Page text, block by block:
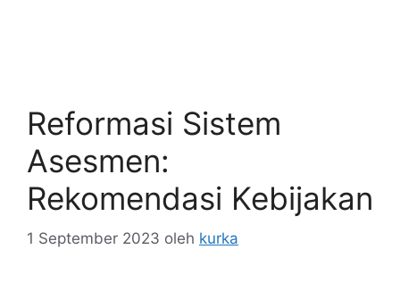
Reformasi Sistem
Asesmen:
Rekomendasi Kebijakan
1 September 2023 oleh kurka